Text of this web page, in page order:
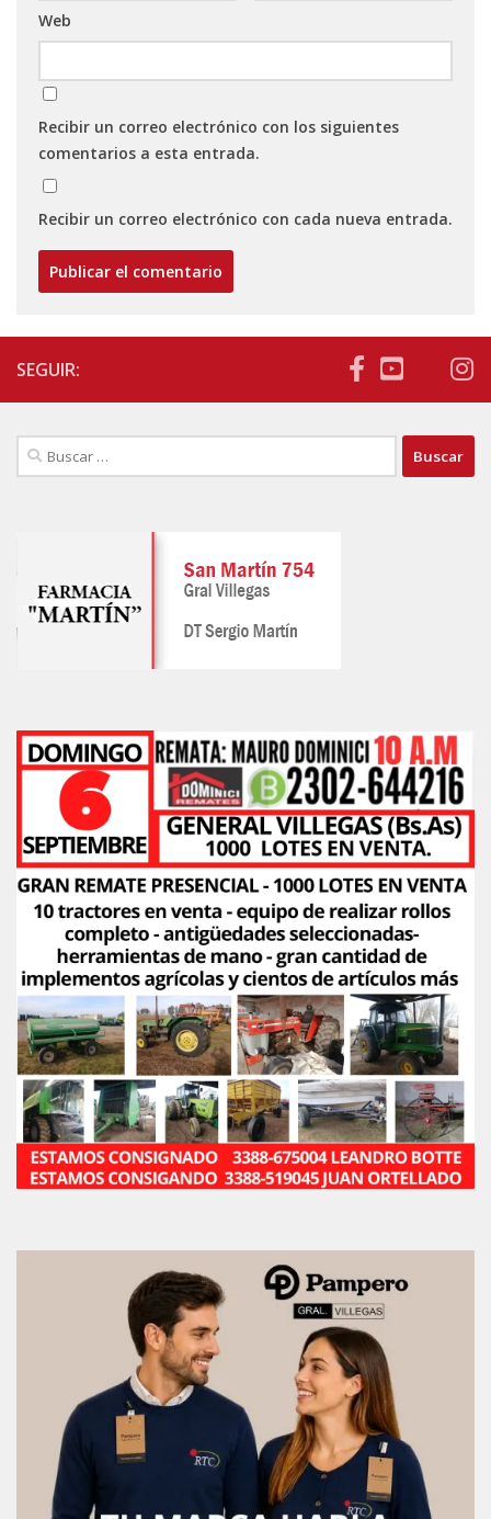
Web
Recibir un correo electrónico con los siguientes
comentarios a esta entrada.
Recibir un correo electrónico con cada nueva entrada.
SEGUIR:
Buscar: